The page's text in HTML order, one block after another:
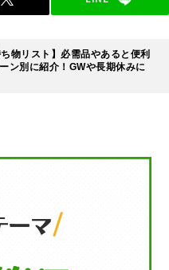
ち物リスト】必需品やあると便利
ン別に紹介！GWや長期休みに